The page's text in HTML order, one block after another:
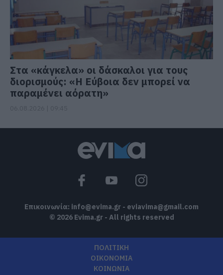
Στα «κάγκελα» οι δάσκαλοι για τους
διορισμούς: «Η Εύβοια δεν μπορεί να
παραμένει αόρατη»
Επικοινωνία: info@evima.gr - eviavima@gmail.com
© 2026 Evima.gr - All rights reserved
ΠΟΛΙΤΙΚΗ
ΟΙΚΟΝΟΜΙΑ
ΚΟΙΝΩΝΙΑ